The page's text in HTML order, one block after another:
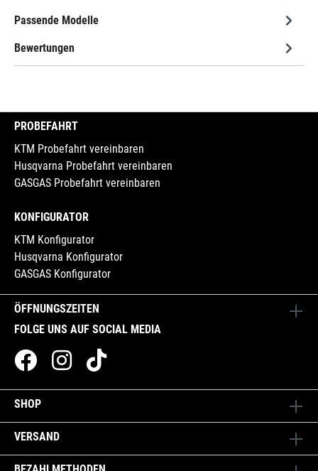
Passende Modelle
Bewertungen
ÖFFNUNGSZEITEN
FOLGE UNS AUF SOCIAL MEDIA
PROBEFAHRT
KTM Probefahrt vereinbaren
Husqvarna Probefahrt vereinbaren
GASGAS Probefahrt vereinbaren
KONFIGURATOR
KTM Konfigurator
Husqvarna Konfigurator
GASGAS Konfigurator
SHOP
VERSAND